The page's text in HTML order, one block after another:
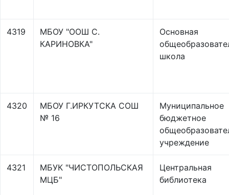
4319
МБОУ "ООШ С.
КАРИНОВКА"
Основная
школа
4320
МБОУ Г.ИРКУТСКА СОШ
№ 16
Муниципальное
бюджетное
учреждение
4321
МБУК "ЧИСТОПОЛЬСКАЯ
МЦБ"
Центральная
библиотека